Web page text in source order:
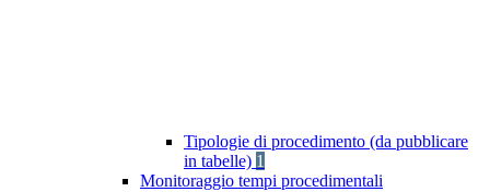
Tipologie di procedimento (da pubblicare
in tabelle) 1
Monitoraggio tempi procedimentali